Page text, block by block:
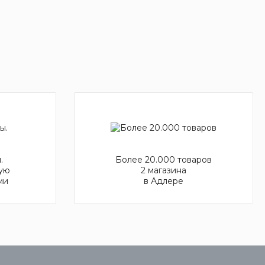
Более 20.000 товаров
2 магазина
в Адлере